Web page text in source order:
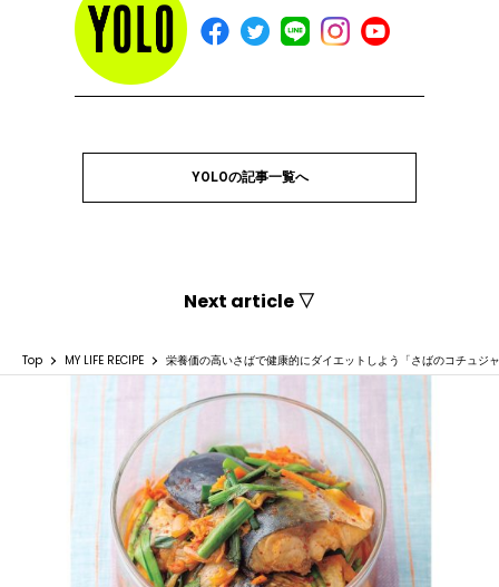
YOLOの記事一覧へ
Next article ▽
Top MY LIFE RECIPE 栄養価の高いさばで健康的にダイエットしよう「さばのコチュジ